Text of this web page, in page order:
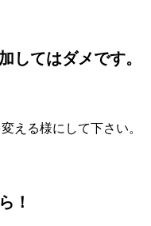
してはダメです。
える様にして下さい。
！